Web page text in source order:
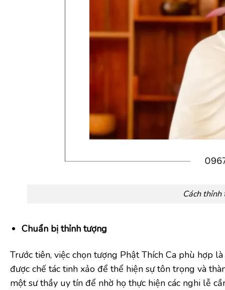
Cách thỉnh
Chuẩn bị thỉnh tượng
Trước tiên, việc chọn tượng Phật Thích Ca phù hợp
được chế tác tinh xảo để thể hiện sự tôn trọng và
một sư thầy uy tín để nhờ họ thực hiện các nghi lễ